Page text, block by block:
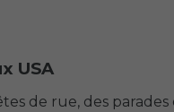
USA
de rue, des